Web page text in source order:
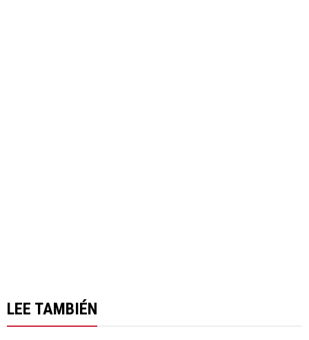
LEE TAMBIÉN